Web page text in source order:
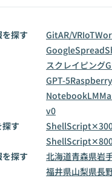
探す GitAR/VRIoT
スクレイピング
GPT-5
NotebookLM
v0
す
探す
北海道青森県岩
福井県山梨県長